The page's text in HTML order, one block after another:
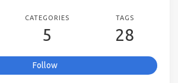
CATEGORIES
5
TAGS
28
Follow